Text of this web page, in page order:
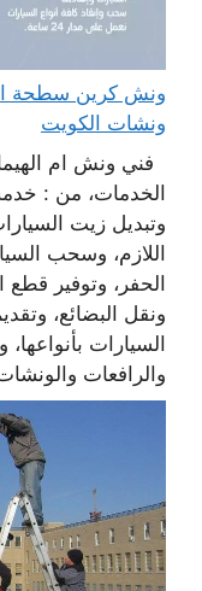
ونشات الكويت
فني ونش ام
الخدمات، من : خدمة
وتبديل زيت
اللازم، وسحب
الحفر، وتوفير قطع
ونقل البضائع،
السيارات
والرافعات